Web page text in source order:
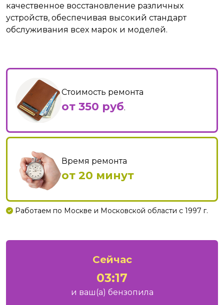
качественное восстановление различных
устройств, обеспечивая высокий стандарт
обслуживания всех марок и моделей.
Стоимость ремонта
от 350 руб.
Время ремонта
от 20 минут
Работаем по Москве и Московской области с 1997 г.
Сейчас
03:17
и ваш(а) бензопила